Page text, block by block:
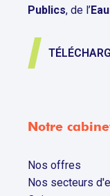
Publics, de l’Eau
Notre
Nos offres
Nos secteurs